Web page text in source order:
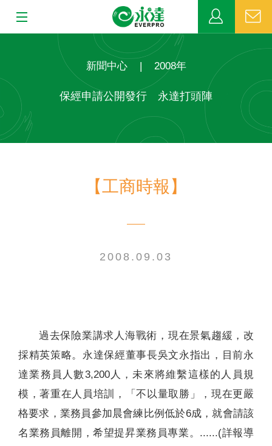
MDRT
新聞中心 | 2008年
保經申請公開發行 永達打頭陣
【工商時報】
2008.09.03
過去保險業講求人海戰術，現在景氣趨緩，改
採精英策略。永達保經董事長吳文永指出，目前永
達業務員人數3,200人，未來將維繫這樣的人員規
模，著重在人員培訓，「不以量取勝」，現在更嚴
格要求，業務員參加晨會練比例低於6成，就會請該
名業務員離開，希望提昇業務員專業。......(詳報導